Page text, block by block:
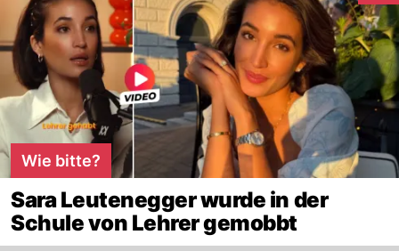
Wie bitte?
Sara Leutenegger wurde in der
Schule von Lehrer gemobbt